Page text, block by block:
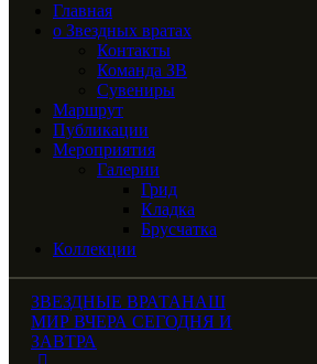
Главная
о Звездных вратах
Контакты
Команда ЗВ
Сувениры
Маршрут
Публикации
Мероприятия
Галерии
Грид
Кладка
Брусчатка
Коллекции
ЗВЕЗДНЫЕ ВРАТАНАШ
МИР ВЧЕРА СЕГОДНЯ И
ЗАВТРА